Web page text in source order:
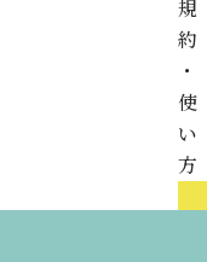
規
約
・
使
い
方